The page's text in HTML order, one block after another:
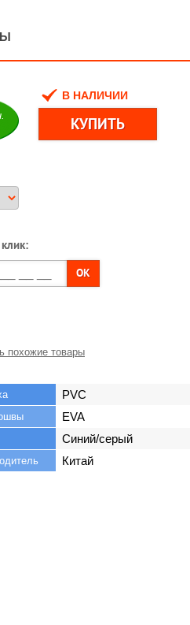
В НАЛИЧИИ
OK
похожие товары
PVC
EVA
Синий/серый
Китай